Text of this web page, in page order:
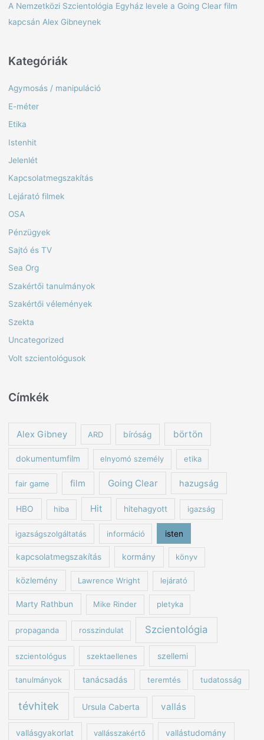
r
:
A Nemzetközi Szcientológia Egyház levele a Going Clear film
kapcsán Alex Gibneynek
Kategóriák
Agymosás / manipuláció
E-méter
Etika
Istenhit
Jelenlét
Kapcsolatmegszakítás
Lejárató filmek
OSA
Pénzügyek
Sajtó és TV
Sea Org
Szakértői tanulmányok
Szakértői vélemények
Szekta
Uncategorized
Volt szcientológusok
Címkék
Alex Gibney ARD bíróság börtön
dokumentumfilm elnyomó személy etika
fair game film Going Clear hazugság
HBO hiba Hit hitehagyott igazság
igazságszolgáltatás információ isten
kapcsolatmegszakítás kormány könyv
közlemény Lawrence Wright lejárató
Marty Rathbun Mike Rinder pletyka
propaganda rosszindulat Szcientológia
szcientológus szektaellenes szellemi
tanulmányok tanácsadás teremtés tudatosság
tévhitek Ursula Caberta vallás
vallásgyakorlat vallásszakértő vallástudomány